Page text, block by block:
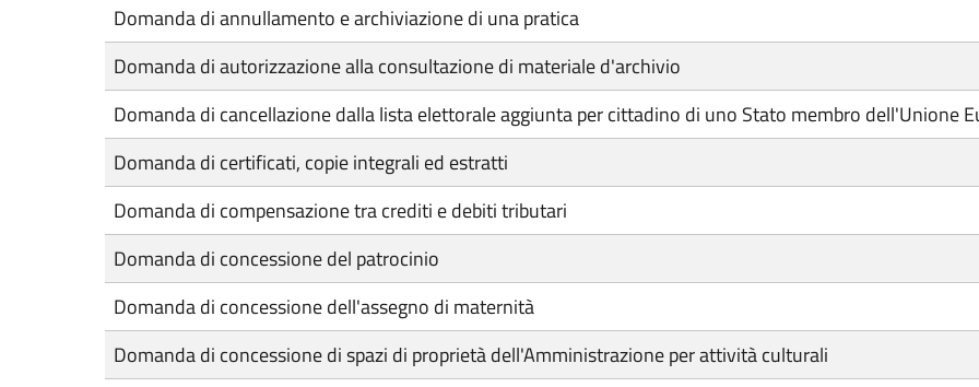
Domanda di annullamento e archiviazione di una pratica
Domanda di autorizzazione alla consultazione di materiale d'archivio
Domanda di cancellazione dalla lista elettorale aggiunta per cittadino di uno Stato membro dell'Unione
Domanda di certificati, copie integrali ed estratti
Domanda di compensazione tra crediti e debiti tributari
Domanda di concessione del patrocinio
Domanda di concessione dell'assegno di maternità
Domanda di concessione di spazi di proprietà dell'Amministrazione per attività culturali